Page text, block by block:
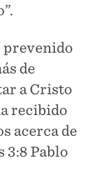
prevenido
de
a Cristo
recibido
acerca de
3:8 Pablo